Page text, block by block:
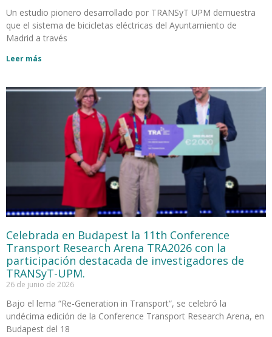
Un estudio pionero desarrollado por TRANSyT UPM demuestra
que el sistema de bicicletas eléctricas del Ayuntamiento de
Madrid a través
Leer más
Celebrada en Budapest la 11th Conference
Transport Research Arena TRA2026 con la
participación destacada de investigadores de
TRANSyT-UPM.
26 de junio de 2026
Bajo el lema “Re-Generation in Transport“, se celebró la
undécima edición de la Conference Transport Research Arena, en
Budapest del 18